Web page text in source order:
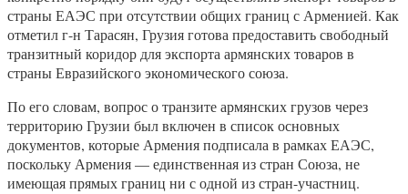
страны ЕАЭС при отсутствии общих границ с Арменией. Как
отметил г-н Тарасян, Грузия готова предоставить свободный
транзитный коридор для экспорта армянских товаров в
страны Евразийского экономического союза.
По его словам, вопрос о транзите армянских грузов через
территорию Грузии был включен в список основных
документов, которые Армения подписала в рамках ЕАЭС,
поскольку Армения — единственная из стран Союза, не
имеющая прямых границ ни с одной из стран-участниц.